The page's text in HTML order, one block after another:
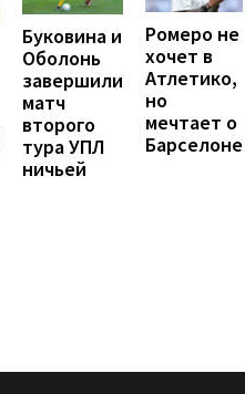
Буковина и
Оболонь
завершили
матч
второго
тура УПЛ
ничьей
Ромеро не
хочет в
Атлетико,
но
мечтает о
Барселоне